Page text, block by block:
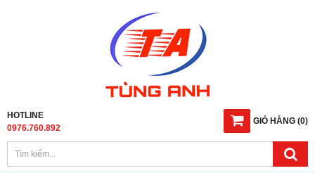
GIỎ HÀNG (0)
HOTLINE
0976.760.892